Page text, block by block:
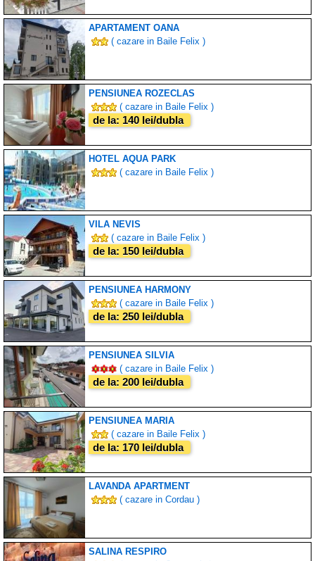
APARTAMENT OANA
( cazare in Baile Felix )
PENSIUNEA ROZECLAS
( cazare in Baile Felix )
de la: 140 lei/dubla
HOTEL AQUA PARK
( cazare in Baile Felix )
VILA NEVIS
( cazare in Baile Felix )
de la: 150 lei/dubla
PENSIUNEA HARMONY
( cazare in Baile Felix )
de la: 250 lei/dubla
PENSIUNEA SILVIA
( cazare in Baile Felix )
de la: 200 lei/dubla
PENSIUNEA MARIA
( cazare in Baile Felix )
de la: 170 lei/dubla
LAVANDA APARTMENT
( cazare in Cordau )
SALINA RESPIRO